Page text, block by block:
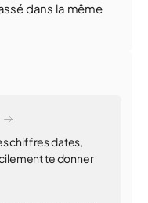
dans la même
chiffres dates,
te donner